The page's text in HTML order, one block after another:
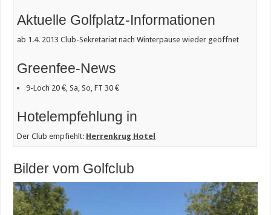
Aktuelle Golfplatz-Informationen
ab 1.4. 2013 Club-Sekretariat nach Winterpause wieder geöffnet
Greenfee-News
9-Loch 20 €, Sa, So, FT 30 €
Hotelempfehlung in
Der Club empfiehlt: Herrenkrug Hotel
Bilder vom Golfclub